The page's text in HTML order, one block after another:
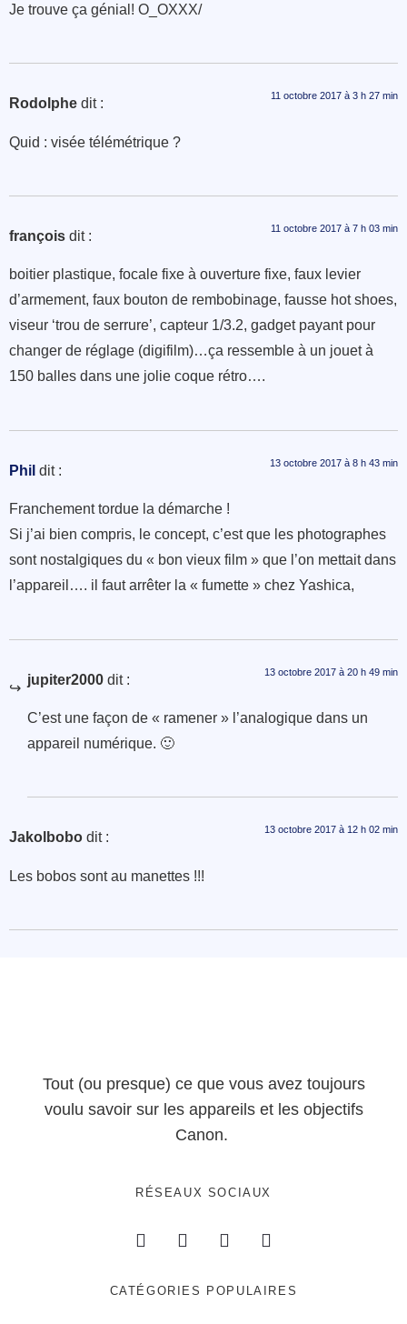
Je trouve ça génial! O_OXXX/
Rodolphe dit : 11 octobre 2017 à 3 h 27 min
Quid : visée télémétrique ?
françois dit : 11 octobre 2017 à 7 h 03 min
boitier plastique, focale fixe à ouverture fixe, faux levier
d’armement, faux bouton de rembobinage, fausse hot shoes,
viseur ‘trou de serrure’, capteur 1/3.2, gadget payant pour
changer de réglage (digifilm)…ça ressemble à un jouet à
150 balles dans une jolie coque rétro….
Phil dit : 13 octobre 2017 à 8 h 43 min
Franchement tordue la démarche !
Si j’ai bien compris, le concept, c’est que les photographes
sont nostalgiques du « bon vieux film » que l’on mettait dans
l’appareil…. il faut arrêter la « fumette » chez Yashica,
jupiter2000 dit : 13 octobre 2017 à 20 h 49 min
C’est une façon de « ramener » l’analogique dans un
appareil numérique. 🙂
Jakolbobo dit : 13 octobre 2017 à 12 h 02 min
Les bobos sont au manettes !!!
Tout (ou presque) ce que vous avez toujours
voulu savoir sur les appareils et les objectifs
Canon.
RÉSEAUX SOCIAUX
CATÉGORIES POPULAIRES